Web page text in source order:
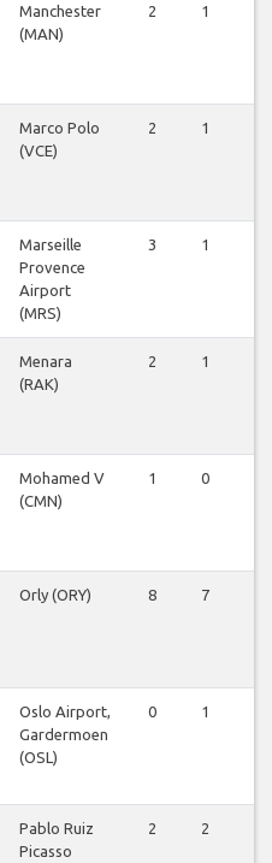
Manchester
(MAN)
2 1
Marco Polo
(VCE)
2 1
Marseille
Provence
Airport
(MRS)
3 1
Menara
(RAK)
2 1
Mohamed V
(CMN)
1 0
Orly (ORY) 8 7
Oslo Airport,
Gardermoen
(OSL)
0 1
Pablo Ruiz
Picasso
2 2